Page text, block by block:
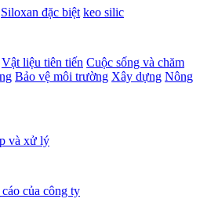
Siloxan đặc biệt keo silic
Vật liệu tiên tiến Cuộc sống và chăm
Bảo vệ môi trường Xây dựng Nông
và xử lý
của công ty